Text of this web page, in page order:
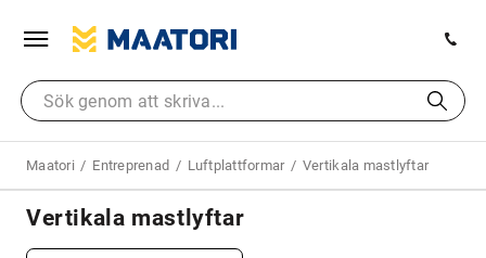
Maatori Entreprenad Luftplattformar Vertikala mastlyftar
Vertikala mastlyftar